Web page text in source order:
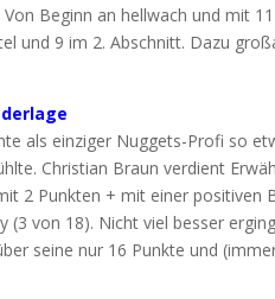
Beginn an hellwach und mit
und 9 im 2. Abschnitt. Dazu
als einziger Nuggets-Profi so
Christian Braun verdient
2 Punkten + mit einer positiven
(3 von 18). Nicht viel besser
seine nur 16 Punkte und